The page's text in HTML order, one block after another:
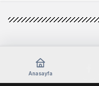
Anasayfa